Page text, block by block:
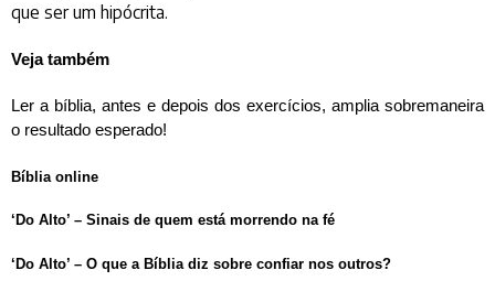
que ser um hipócrita.
Veja também
Ler a bíblia, antes e depois dos exercícios, amplia sobremaneira
o resultado esperado!
Bíblia online
‘Do Alto’ – Sinais de quem está morrendo na fé
‘Do Alto’ – O que a Bíblia diz sobre confiar nos outros?